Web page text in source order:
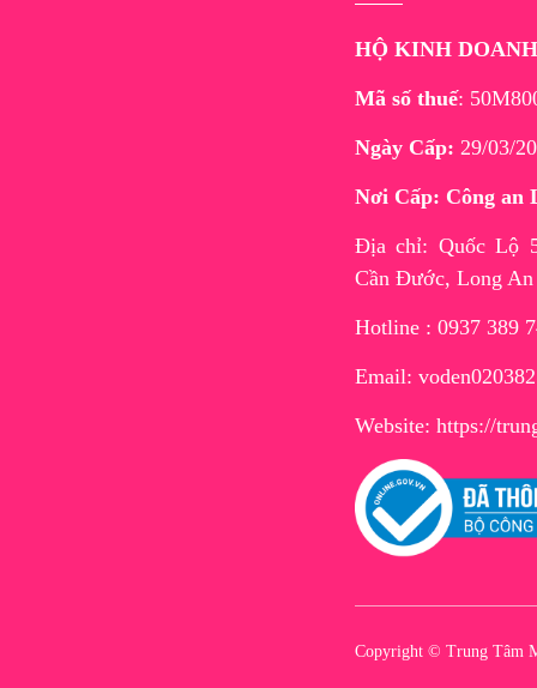
HỘ KINH
Mã số thuế:
Ngày Cấp: 29/03/
Nơi Cấp: Công an
Địa chỉ: Quốc Lộ
Cần Đước, Long An
Hotline : 0937 389
Email:
Website: https://
Copyright © Trung Tâm